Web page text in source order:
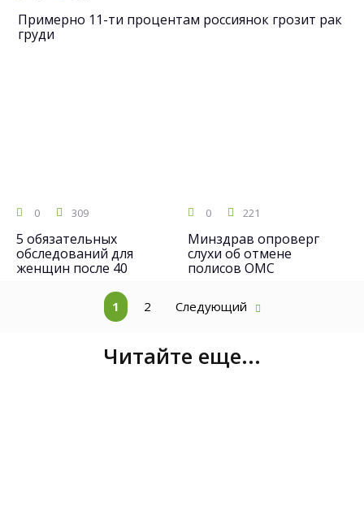
Примерно 11-ти процентам россиянок грозит рак
груди
0 309
5 обязательных
обследований для
женщин после 40
0 221
Минздрав опроверг
слухи об отмене
полисов ОМС
1 2 Следующий
Читайте еще...